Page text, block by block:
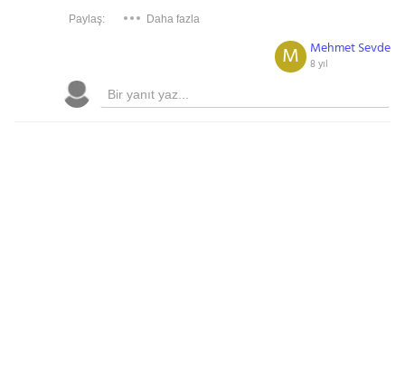
Paylaş: Daha fazla
Mehmet Sevde
8 yıl
M